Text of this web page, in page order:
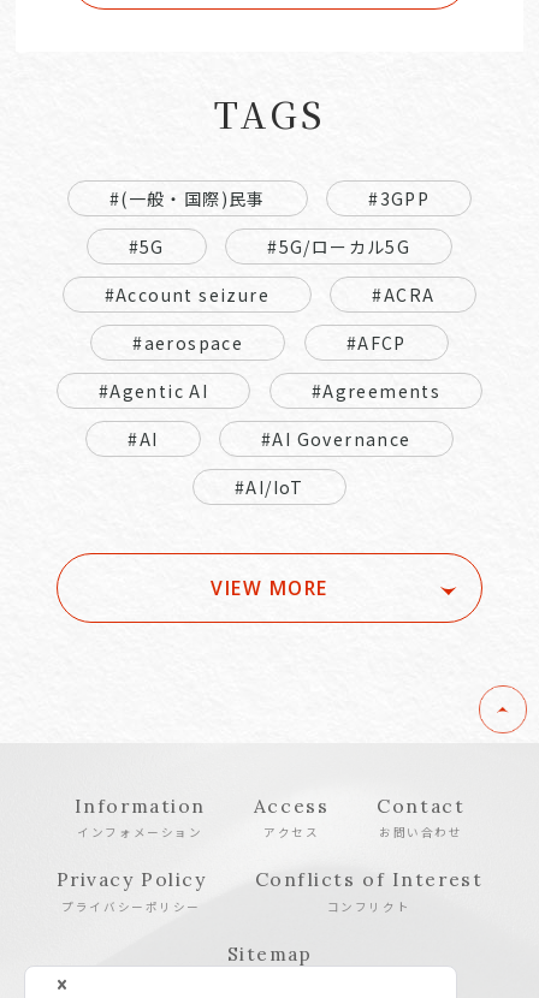
TAGS
#(一般・国際)民事
#3GPP
#5G
#5G/ローカル5G
#Account seizure
#ACRA
#aerospace
#AFCP
#Agentic AI
#Agreements
#AI
#AI Governance
#AI/IoT
VIEW MORE
Information
インフォメーション
Access
アクセス
Contact
お問い合わせ
Privacy Policy
プライバシーポリシー
Conflicts of Interest
コンフリクト
Sitemap